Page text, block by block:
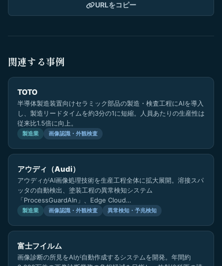
URLをコピー
関連する事例
TOTO
半導体製造装置向けセラミック部品の製造・検査工程にAIを導入
し、製造リードタイムを約3分の1に短縮。人員あたりの生産性は
従来比1.5倍に向上。
製造業 画像認識・外観検査
アウディ（Audi）
アウディがAI画像処理技術を生産工程全体に拡大展開。溶接スパ
ッタの自動検出、塗装工程の異常検知システム
「ProcessGuardAIn」、Edge Cloud…
製造業 画像認識・外観検査 異常検知・予兆検知
富士フイルム
画像診断の所見をAIが自動作成するシステムを開発。年間約